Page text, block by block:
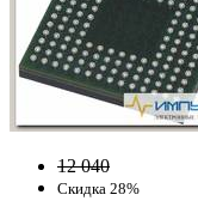
12 040
Скидка 28%